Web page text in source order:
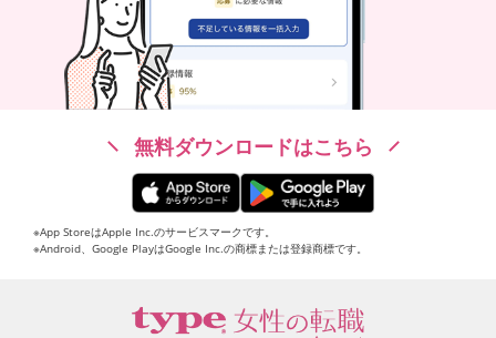
無料ダウンロードはこちら
※App StoreはApple Inc.のサービスマークです。
※Android、Google PlayはGoogle Inc.の商標または登録商標です。